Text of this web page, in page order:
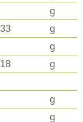
g
g
g
g
g
g